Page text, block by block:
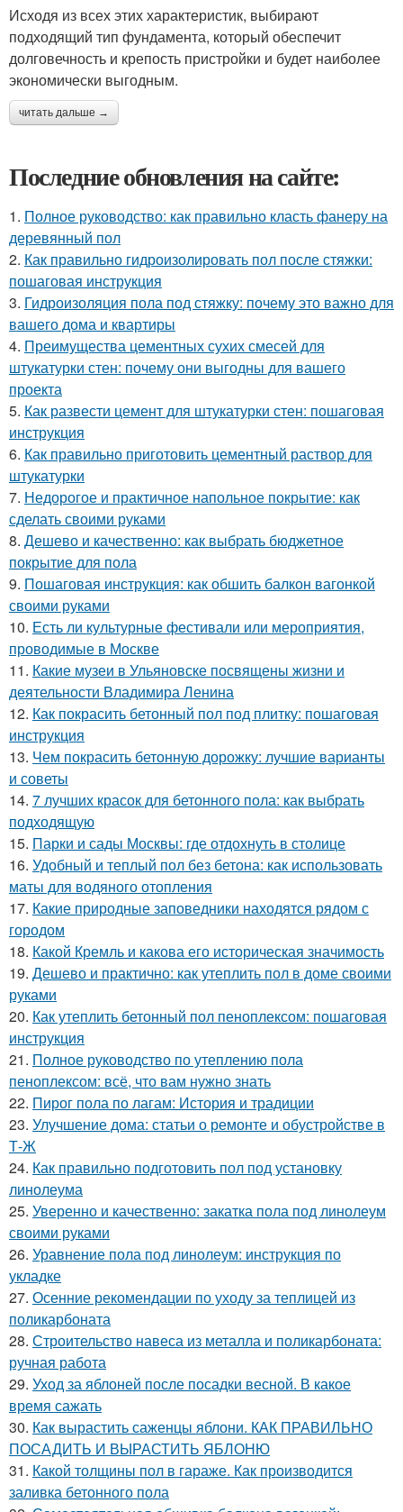
Исходя из всех этих характеристик, выбирают
подходящий тип фундамента, который обеспечит
долговечность и крепость пристройки и будет наиболее
экономически выгодным.
читать дальше →
Последние обновления на сайте:
1. Полное руководство: как правильно класть фанеру на
деревянный пол
2. Как правильно гидроизолировать пол после стяжки:
пошаговая инструкция
3. Гидроизоляция пола под стяжку: почему это важно для
вашего дома и квартиры
4. Преимущества цементных сухих смесей для
штукатурки стен: почему они выгодны для вашего
проекта
5. Как развести цемент для штукатурки стен: пошаговая
инструкция
6. Как правильно приготовить цементный раствор для
штукатурки
7. Недорогое и практичное напольное покрытие: как
сделать своими руками
8. Дешево и качественно: как выбрать бюджетное
покрытие для пола
9. Пошаговая инструкция: как обшить балкон вагонкой
своими руками
10. Есть ли культурные фестивали или мероприятия,
проводимые в Москве
11. Какие музеи в Ульяновске посвящены жизни и
деятельности Владимира Ленина
12. Как покрасить бетонный пол под плитку: пошаговая
инструкция
13. Чем покрасить бетонную дорожку: лучшие варианты
и советы
14. 7 лучших красок для бетонного пола: как выбрать
подходящую
15. Парки и сады Москвы: где отдохнуть в столице
16. Удобный и теплый пол без бетона: как использовать
маты для водяного отопления
17. Какие природные заповедники находятся рядом с
городом
18. Какой Кремль и какова его историческая значимость
19. Дешево и практично: как утеплить пол в доме своими
руками
20. Как утеплить бетонный пол пеноплексом: пошаговая
инструкция
21. Полное руководство по утеплению пола
пеноплексом: всё, что вам нужно знать
22. Пирог пола по лагам: История и традиции
23. Улучшение дома: статьи о ремонте и обустройстве в
Т-Ж
24. Как правильно подготовить пол под установку
линолеума
25. Уверенно и качественно: закатка пола под линолеум
своими руками
26. Уравнение пола под линолеум: инструкция по
укладке
27. Осенние рекомендации по уходу за теплицей из
поликарбоната
28. Строительство навеса из металла и поликарбоната:
ручная работа
29. Уход за яблоней после посадки весной. В какое
время сажать
30. Как вырастить саженцы яблони. КАК ПРАВИЛЬНО
ПОСАДИТЬ И ВЫРАСТИТЬ ЯБЛОНЮ
31. Какой толщины пол в гараже. Как производится
заливка бетонного пола